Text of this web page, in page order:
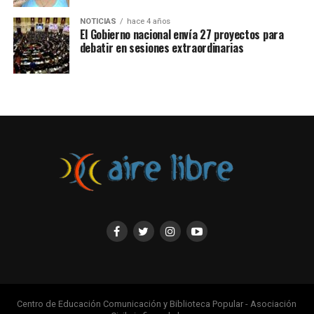
NOTICIAS hace 4 años
El Gobierno nacional envía 27 proyectos para
debatir en sesiones extraordinarias
Centro de Educación Comunicación y Biblioteca Popular - Asociación